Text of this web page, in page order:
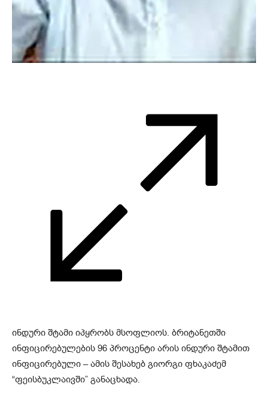
ინდური შტამი იპყრობს მსოფლიოს. ბრიტანეთში
ინფიცირებულების 96 პროცენტი არის ინდური შტამით
ინფიცირებული – ამის შესახებ გიორგი ფხაკაძემ
“ფეისბუკლაივში” განაცხადა.